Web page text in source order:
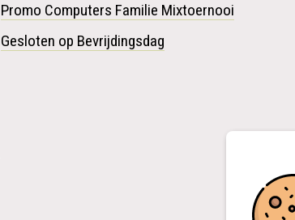
Promo Computers Familie Mixtoernooi
Gesloten op Bevrijdingsdag